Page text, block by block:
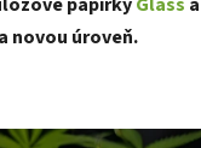
papírkyGlass a
novou úroveň.